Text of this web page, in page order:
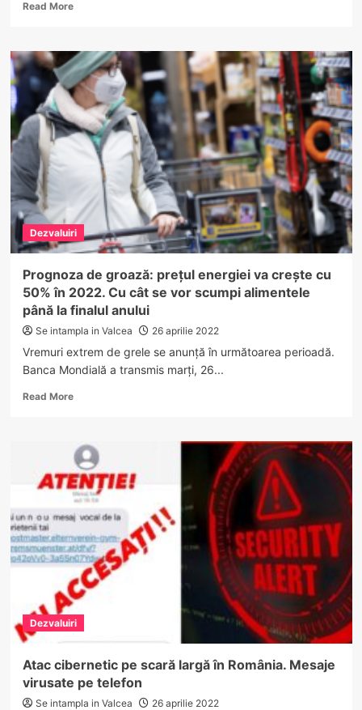
Read MoreRead
Jaf
de
35.000
de
euro
într-
o
comună
Vâlcea.
Suspecții
sunt
rude
cu
Dezvaluiri
Prognoza de groază: prețul energiei va crește cu
50% în 2022. Cu cât se vor scumpi alimentele
până la finalul anului
Se intampla in Valcea 26 aprilie 2022
Vremuri extrem de grele se anunță în următoarea perioadă.
Banca Mondială a transmis marți, 26...
Read MoreRead
de
groază:
prețul
energiei
va
crește
cu
50%
în
2022.
Cu
cât
scumpi
alimentele
până
Dezvaluiri
Atac cibernetic pe scară largă în România. Mesaje
virusate pe telefon
Se intampla in Valcea 26 aprilie 2022